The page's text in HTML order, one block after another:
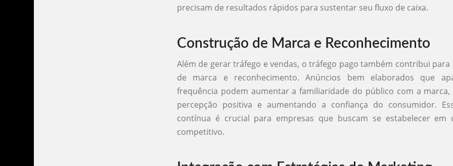
precisam de resultados rápidos para sustentar seu fluxo de caixa.
Construção de Marca e Reconhecimento
Além de gerar tráfego e vendas, o tráfego pago também contribui para
de marca e reconhecimento. Anúncios bem elaborados que
frequência podem aumentar a familiaridade do público com a
percepção positiva e aumentando a confiança do consumidor.
contínua é crucial para empresas que buscam se estabelecer em
competitivo.